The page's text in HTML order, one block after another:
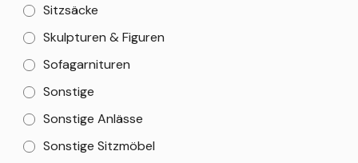
Sitzsäcke
Skulpturen & Figuren
Sofagarnituren
Sonstige
Sonstige Anlässe
Sonstige Sitzmöbel